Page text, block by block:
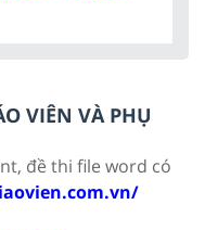
VIÊN VÀ PHỤ
đề thi file word có